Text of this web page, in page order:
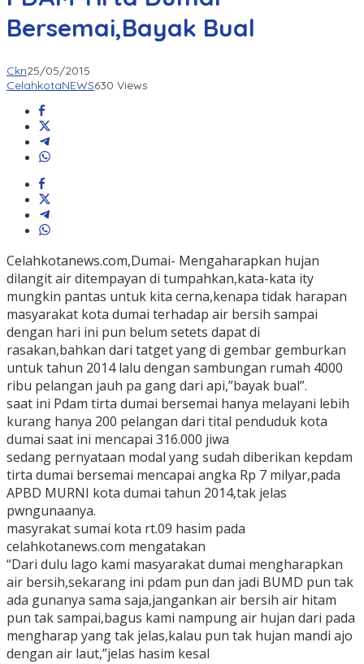
Bersemai,Bayak Bual
Ckn25/05/2015
CelahkotaNEWS630 Views
Celahkotanews.com,Dumai- Mengaharapkan hujan
dilangit air ditempayan di tumpahkan,kata-kata ity
mungkin pantas untuk kita cerna,kenapa tidak harapan
masyarakat kota dumai terhadap air bersih sampai
dengan hari ini pun belum setets dapat di
rasakan,bahkan dari tatget yang di gembar gemburkan
untuk tahun 2014 lalu dengan sambungan rumah 4000
ribu pelangan jauh pa gang dari api,”bayak bual”.
saat ini Pdam tirta dumai bersemai hanya melayani lebih
kurang hanya 200 pelangan dari tital penduduk kota
dumai saat ini mencapai 316.000 jiwa
sedang pernyataan modal yang sudah diberikan kepdam
tirta dumai bersemai mencapai angka Rp 7 milyar,pada
APBD MURNI kota dumai tahun 2014,tak jelas
pwngunaanya.
masyrakat sumai kota rt.09 hasim pada
celahkotanews.com mengatakan
“Dari dulu lago kami masyarakat dumai mengharapkan
air bersih,sekarang ini pdam pun dan jadi BUMD pun tak
ada gunanya sama saja,jangankan air bersih air hitam
pun tak sampai,bagus kami nampung air hujan dari pada
mengharap yang tak jelas,kalau pun tak hujan mandi ajo
dengan air laut,”jelas hasim kesal